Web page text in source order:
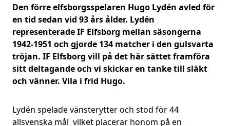
Den förre elfsborgsspelaren Hugo Lydén avled för
en tid sedan vid 93 års ålder. Lydén
representerade IF Elfsborg mellan säsongerna
1942-1951 och gjorde 134 matcher i den gulsvarta
tröjan. IF Elfsborg vill på det här sättet framföra
sitt deltagande och vi skickar en tanke till släkt
och vänner. Vila i frid Hugo.
Lydén spelade vänsterytter och stod för 44
allsvenska mål vilket placerar honom på en